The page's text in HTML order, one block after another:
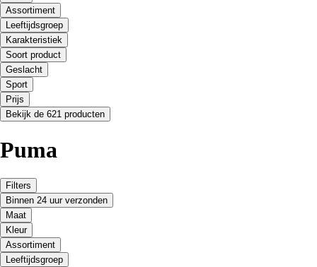
Assortiment
Leeftijdsgroep
Karakteristiek
Soort product
Geslacht
Sport
Prijs
Bekijk de 621 producten
Puma
Filters
Binnen 24 uur verzonden
Maat
Kleur
Assortiment
Leeftijdsgroep